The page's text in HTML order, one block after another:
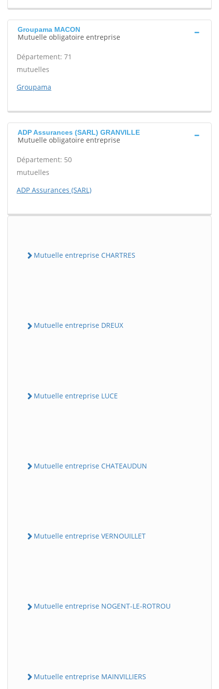
Groupama MACON
Mutuelle obligatoire entreprise
Département: 71
mutuelles
Groupama
ADP Assurances (SARL) GRANVILLE
Mutuelle obligatoire entreprise
Département: 50
mutuelles
ADP Assurances (SARL)
Mutuelle entreprise CHARTRES
Mutuelle entreprise DREUX
Mutuelle entreprise LUCE
Mutuelle entreprise CHATEAUDUN
Mutuelle entreprise VERNOUILLET
Mutuelle entreprise NOGENT-LE-ROTROU
Mutuelle entreprise MAINVILLIERS